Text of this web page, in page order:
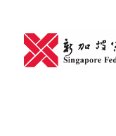
content